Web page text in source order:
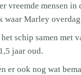
vreemde mensen in
waar Marley
schip samen met
jaar oud.
er ook nog wat